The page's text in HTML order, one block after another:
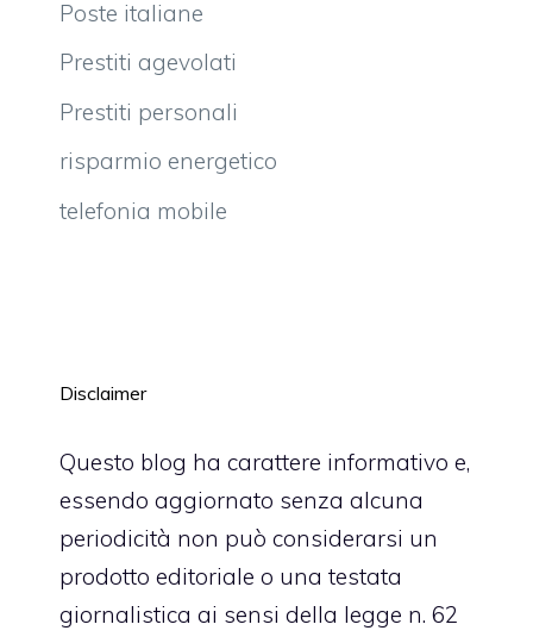
Poste italiane
Prestiti agevolati
Prestiti personali
risparmio energetico
telefonia mobile
Disclaimer
Questo blog ha carattere informativo e,
essendo aggiornato senza alcuna
periodicità non può considerarsi un
prodotto editoriale o una testata
giornalistica ai sensi della legge n. 62